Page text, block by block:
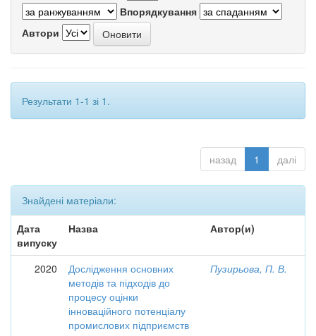
Впорядкування
Автори
Результати 1-1 зі 1.
назад 1 далі
Знайдені матеріали:
Дата
випуску
Назва Автор(и)
2020
Дослідження основних
методів та підходів до
процесу оцінки
інноваційного потенціалу
промислових підприємств
Пузирьова, П. В.